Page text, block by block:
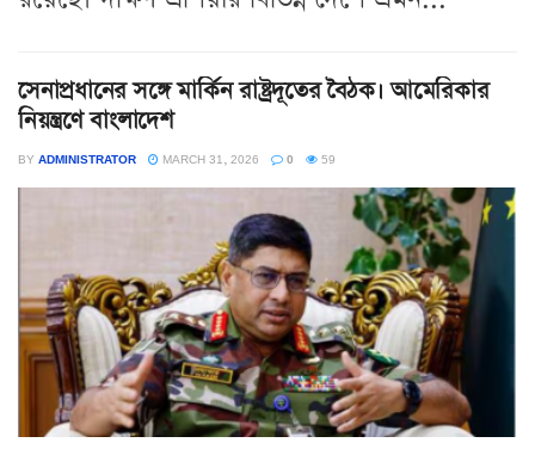
সেনাপ্রধানের সঙ্গে মার্কিন রাষ্ট্রদূতের বৈঠক। আমেরিকার
নিয়ন্ত্রণে বাংলাদেশ
BY ADMINISTRATOR MARCH 31, 2026 0 59